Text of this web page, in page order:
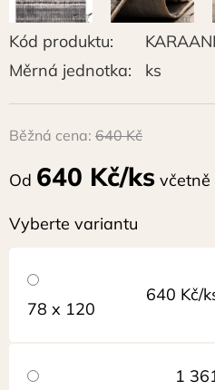
Kód produktu:
Měrná jednotka:
ks
Běžná cena: 640 Kč
Od 640 Kč/ks včetně
Vyberte variantu
78 x 120
640 Kč/
1